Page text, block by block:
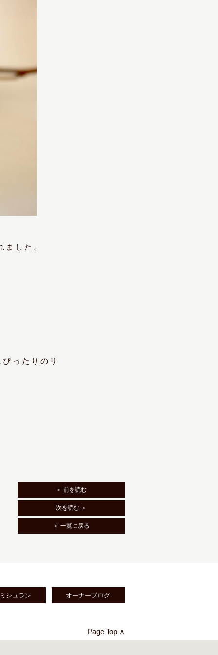
した。
ったりのリ
＜ 前を読む
次を読む ＞
＜ 一覧に戻る
シュラン オーナーブログ
Page Top ∧